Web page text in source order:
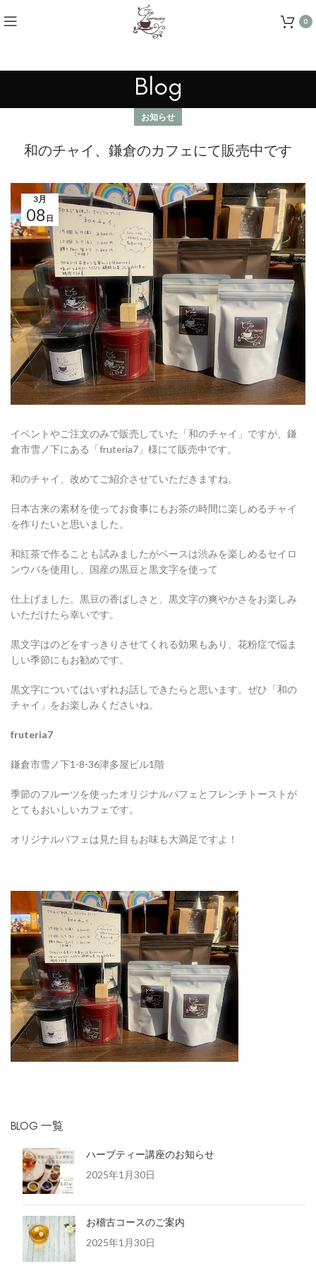
0
Blog
お知らせ
和のチャイ、鎌倉のカフェにて販売中です
3月
08
イベントやご注文のみで販売していた「和のチャイ」ですが、鎌
倉市雪ノ下にある「fruteria7」様にて販売中です。
和のチャイ、改めてご紹介させていただきますね。
日本古来の素材を使ってお食事にもお茶の時間に楽しめるチャイ
を作りたいと思いました。
和紅茶で作ることも試みましたがベースは渋みを楽しめるセイロ
ンウバを使用し、国産の黒豆と黒文字を使って
仕上げました。黒豆の香ばしさと、黒文字の爽やかさをお楽しみ
いただけたら幸いです。
黒文字はのどをすっきりさせてくれる効果もあり、花粉症で悩ま
しい季節にもお勧めです。
黒文字についてはいずれお話しできたらと思います。ぜひ「和の
チャイ」をお楽しみくださいね。
fruteria7
鎌倉市雪ノ下1-8-36津多屋ビル1階
季節のフルーツを使ったオリジナルパフェとフレンチトーストが
とてもおいしいカフェです。
オリジナルパフェは見た目もお味も大満足ですよ！
BLOG 一覧
ハーブティー講座のお知らせ
2025年1月30日
お稽古コースのご案内
2025年1月30日